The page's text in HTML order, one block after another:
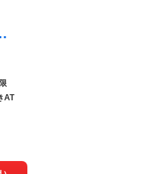
電動シート／ＰＷトランク／ＬＥＤヘッド／アンビエントライト／パーキングアシスト
AT